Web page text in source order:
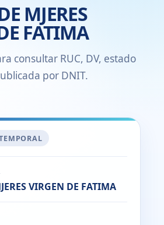
MJERES
FATIMA
consultar RUC, DV, estado
por DNIT.
VIRGEN DE FATIMA